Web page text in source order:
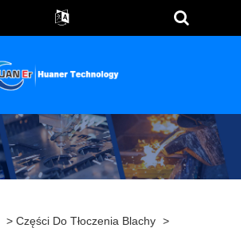
>Części Do Tłoczenia Blachy >